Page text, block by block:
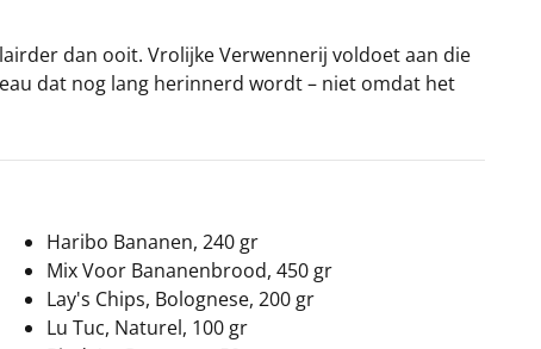
dan ooit. Vrolijke Verwennerij voldoet aan die
dat nog lang herinnerd wordt – niet omdat het
Haribo Bananen, 240 gr
Mix Voor Bananenbrood, 450 gr
Lay's Chips, Bolognese, 200 gr
Lu Tuc, Naturel, 100 gr